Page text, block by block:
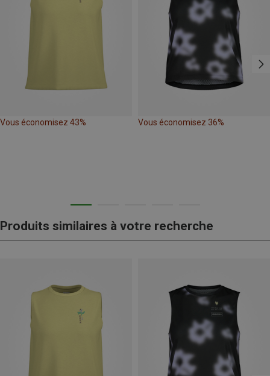
Vous économisez 43% Vous économisez 36%
Produits similaires à votre recherche